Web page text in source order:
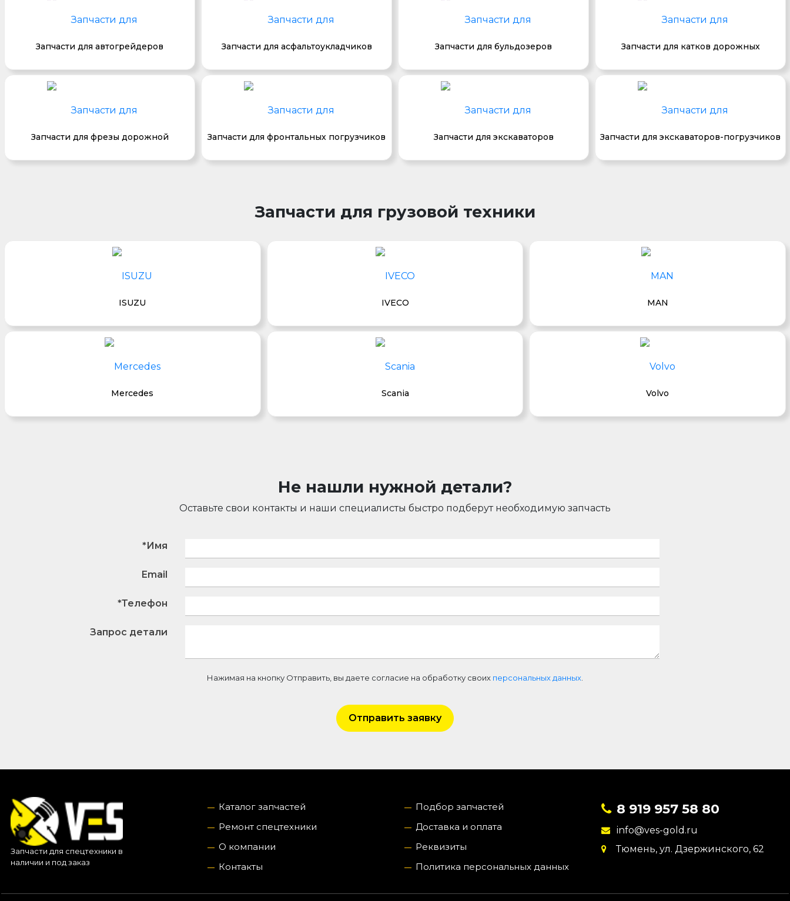
Запчасти для автогрейдеров Запчасти для асфальтоукладчиков Запчасти для бульдозеров Запчасти для катков дорожных
Запчасти для фрезы дорожной Запчасти для фронтальных погрузчиков Запчасти для экскаваторов Запчасти для экскаваторов-погрузчиков
Запчасти для грузовой техники
ISUZU IVECO MAN
Mercedes Scania Volvo
Не нашли нужной детали?
Оставьте свои контакты и наши специалисты быстро подберут необходимую запчасть
*Имя
Email
*Телефон
Запрос детали
Нажимая на кнопку Отправить, вы даете согласие на обработку своих персональных данных.
Отправить заявку
Запчасти для спецтехники в
наличии и под заказ
Каталог запчастей
Ремонт спецтехники
О компании
Контакты
Подбор запчастей
Доставка и оплата
Реквизиты
Политика персональных данных
8 919 957 58 80
info@ves-gold.ru
Тюмень, ул. ​Дзержинского, 62